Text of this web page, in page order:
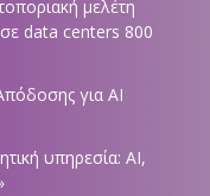
μελέτη
data centers 800
για AI
υπηρεσία: AI,